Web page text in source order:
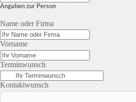
Angaben zur Person
Name oder Firma
Vorname
Terminwunsch
Kontaktwunsch